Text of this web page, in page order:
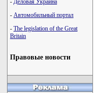
- Деловая Украина
- Автомобильный портал
- The legislation of the Great
Britain
Правовые новости